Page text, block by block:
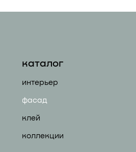
каталог
интерьер
фасад
клей
коллекции